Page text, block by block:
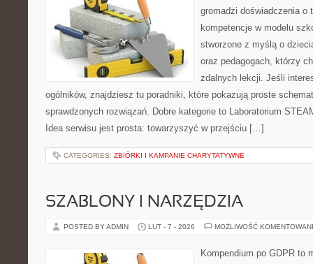
gromadzi doświadczenia o
kompetencje w modelu
stworzone z myślą o
oraz pedagogach, którzy
zdalnych lekcji. Jeśli
ogólników, znajdziesz tu poradniki, które pokazują proste
sprawdzonych rozwiązań. Dobre kategorie to Laboratorium
Idea serwisu jest prosta: towarzyszyć w przejściu […]
CATEGORIES: ZBIÓRKI I KAMPANIE CHARYTATYWNE
SZABLONY I NARZĘDZIA
POSTED BY ADMIN LUT - 7 - 2026 MOŻLIWOŚĆ
Kompendium po GDPR to